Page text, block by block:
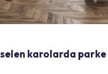
karolarda parke